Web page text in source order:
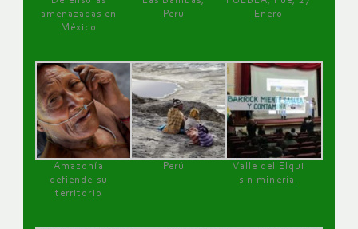
amenazadas en
México
Perú
Enero
Amazonía
defiende su
territorio
Perú
Valle del Elqui
sin minería.